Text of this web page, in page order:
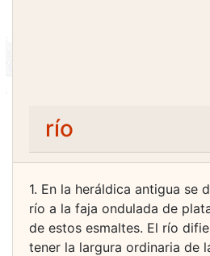
río
1. En la heráldica antigua se
río a la faja ondulada de
de estos esmaltes. El río
tener la largura ordinaria de